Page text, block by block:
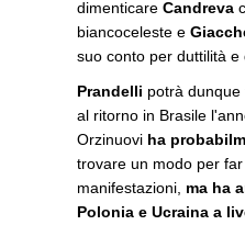
dimenticare Candreva
biancoceleste e
suo conto per duttilità e
Prandelli potrà
al ritorno in Brasile
Orzinuovi ha
trovare un modo per
manifestazioni, ma ha
Polonia e Ucraina a